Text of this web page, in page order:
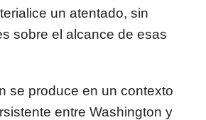
un atentado, sin
sobre el alcance de esas
se produce en un contexto
entre Washington y